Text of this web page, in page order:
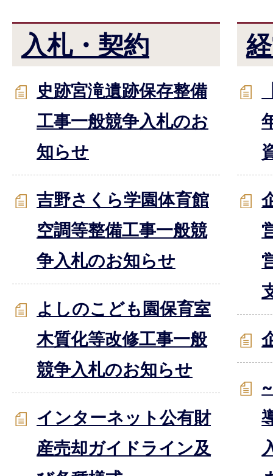
入札・契約
史跡宮滝遺跡保存整備
工事一般競争入札のお
知らせ
吉野さくら学園体育館
空調等整備工事一般競
争入札のお知らせ
よしのこども園保育室
木質化等改修工事一般
競争入札のお知らせ
インターネット公有財
産売却ガイドライン及